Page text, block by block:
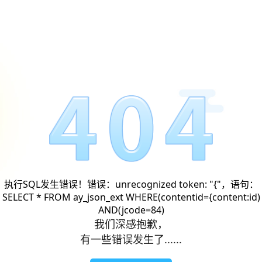
执行SQL发生错误！错误：unrecognized token: "{"，语句：
SELECT * FROM ay_json_ext WHERE(contentid={content:id)
AND(jcode=84)
我们深感抱歉，
有一些错误发生了......